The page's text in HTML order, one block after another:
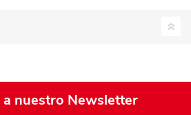
nuestro Newsletter